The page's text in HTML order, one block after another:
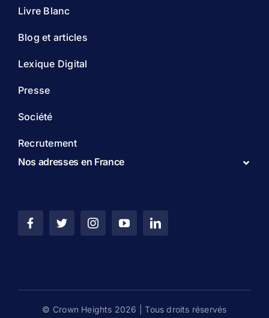
Livre Blanc
Blog et articles
Lexique Digital
Presse
Société
Recrutement
Nos adresses en France
© Crown Heights 2026 | Tous droits réservés